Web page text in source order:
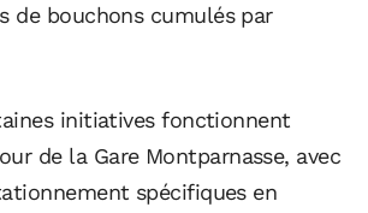
de bouchons cumulés par
initiatives fonctionnent
de la Gare Montparnasse, avec
spécifiques en